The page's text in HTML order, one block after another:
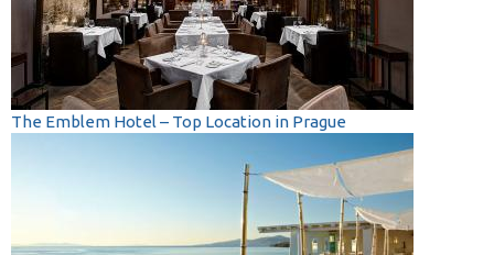
The Emblem Hotel – Top Location in Prague